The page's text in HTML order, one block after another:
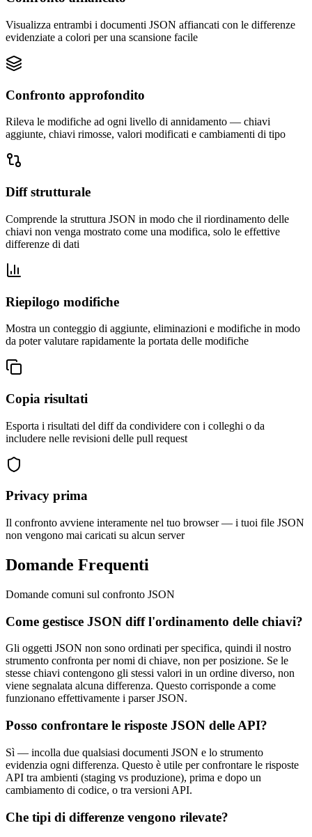
Visualizza entrambi i documenti JSON affiancati con le differenze
evidenziate a colori per una scansione facile
Confronto approfondito
Rileva le modifiche ad ogni livello di annidamento — chiavi
aggiunte, chiavi rimosse, valori modificati e cambiamenti di tipo
Diff strutturale
Comprende la struttura JSON in modo che il riordinamento delle
chiavi non venga mostrato come una modifica, solo le effettive
differenze di dati
Riepilogo modifiche
Mostra un conteggio di aggiunte, eliminazioni e modifiche in modo
da poter valutare rapidamente la portata delle modifiche
Copia risultati
Esporta i risultati del diff da condividere con i colleghi o da
includere nelle revisioni delle pull request
Privacy prima
Il confronto avviene interamente nel tuo browser — i tuoi file JSON
non vengono mai caricati su alcun server
Domande Frequenti
Domande comuni sul confronto JSON
Come gestisce JSON diff l'ordinamento delle chiavi?
Gli oggetti JSON non sono ordinati per specifica, quindi il nostro
strumento confronta per nomi di chiave, non per posizione. Se le
stesse chiavi contengono gli stessi valori in un ordine diverso, non
viene segnalata alcuna differenza. Questo corrisponde a come
funzionano effettivamente i parser JSON.
Posso confrontare le risposte JSON delle API?
Sì — incolla due qualsiasi documenti JSON e lo strumento
evidenzia ogni differenza. Questo è utile per confrontare le risposte
API tra ambienti (staging vs produzione), prima e dopo un
cambiamento di codice, o tra versioni API.
Che tipi di differenze vengono rilevate?